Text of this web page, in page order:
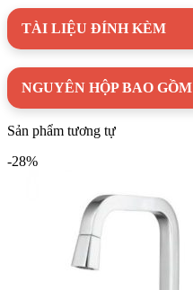
TÀI LIỆU ĐÍNH KÈM
NGUYÊN HỘP BAO GỒM
Sản phẩm tương tự
-28%